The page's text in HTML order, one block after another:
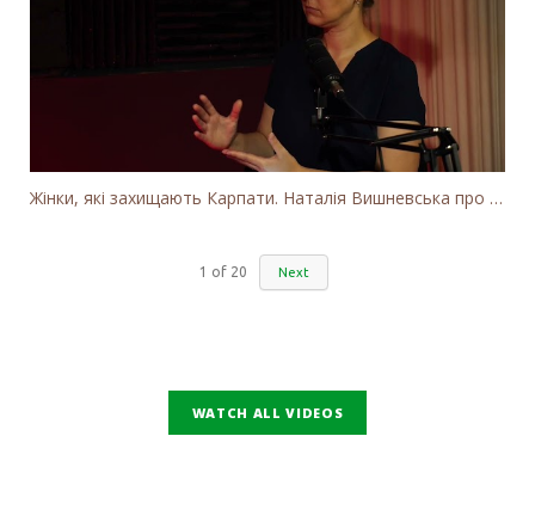
Жінки, які захищають Карпати. Наталія Вишневська про вітряки в Закарпатті та участь громадськості
1 of 20 Next
WATCH ALL VIDEOS